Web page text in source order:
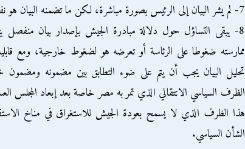
7- لم يشر البيان إلى الرئيس بصورة مباشرة، لكن ما تضمنه البيان هو نفسه ما يدعو إليه الرئيس.
8- يبقى التساؤل حول دلالة مبادرة الجيش بإصدار بيان منفصل
ممارسته ضغوطا على الرئاسة أو تعرضه هو لضغوط خارجية، ومع
تحليل البيان يجب أن يتم على ضوء التطابق بين مضمونه
الظرف السياسي الانتقالي الذي تمر به مصر خاصة بعد إبعاد المجلس
هذا الظرف الذي لا يسمح بعودة الجيش للاستغراق في مناخ
الشأن السياسي.